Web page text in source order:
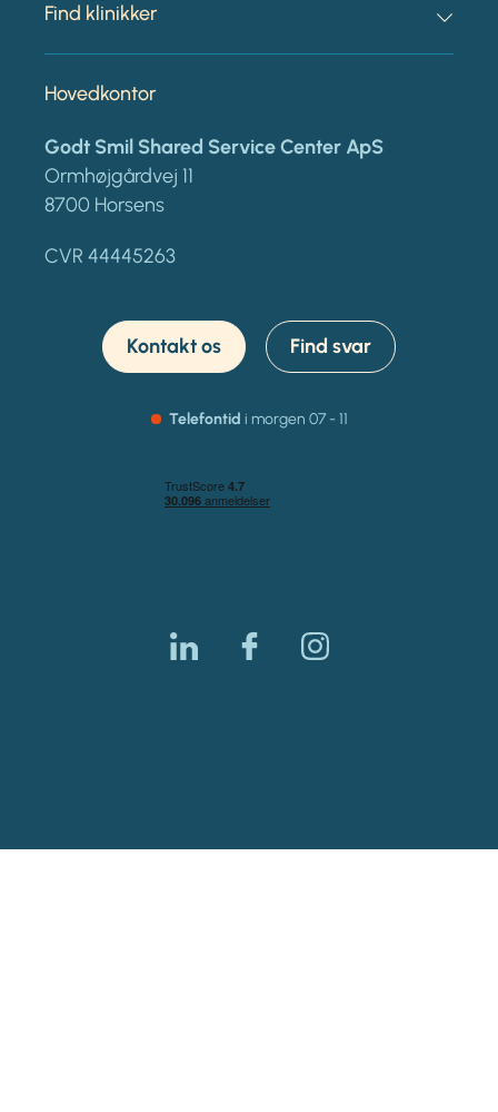
Find klinikker
Hovedkontor
Godt Smil Shared Service Center ApS
Ormhøjgårdvej 11
8700 Horsens
CVR 44445263
Kontakt os Find svar
Telefontid i morgen 07 - 11